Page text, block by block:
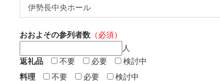
おおよその参列者数 （必須）
人
返礼品
不要 必要
検討中
料理
不要 必要
検討中